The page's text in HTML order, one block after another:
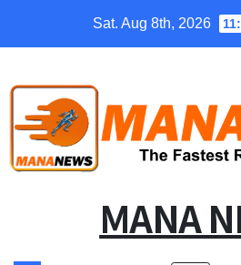
Sat. Aug 8th, 2026
MANA